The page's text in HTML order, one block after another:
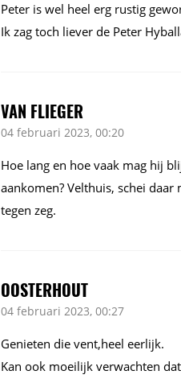
Peter is wel heel erg rustig
Ik zag toch liever de Peter
VAN FLIEGER
04 februari 2023, 00:20
Hoe lang en hoe vaak mag hij
aankomen? Velthuis, schei
tegen zeg.
OOSTERHOUT
04 februari 2023, 00:27
Genieten die vent,heel eerlijk.
Kan ook moeilijk verwachten